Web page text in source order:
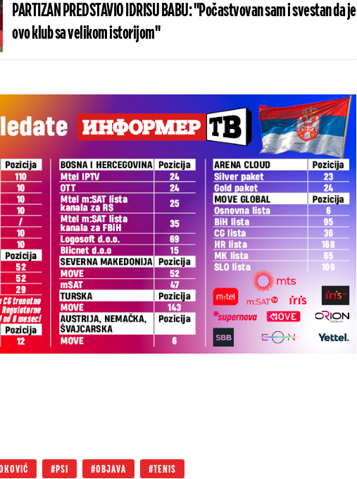
PARTIZAN PREDSTAVIO IDRISU BABU: "Počastvovan sam i svestan da je
ovo klub sa velikom istorijom"
PSI OBJAVA TENIS